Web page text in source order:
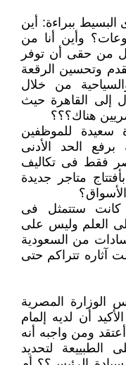
ببراءة: أين
وأين أنا من
من حقى أن توفر
وتحسين الرقعة
والسياحية ‏من خلال
إلى القاهرة حيث
هناك؟؟؟
سعيدة للموظفين
الحد الأدنى
فقط فى تكاليف
متاجر جديدة
كانت ستتمثل فى
العلم وليس على
من السعودية
آثاره تتراكم حتى
الوزارة المصرية
أن لديه إلمام
ومن واجبه أنه
الطبييعة لتحديد